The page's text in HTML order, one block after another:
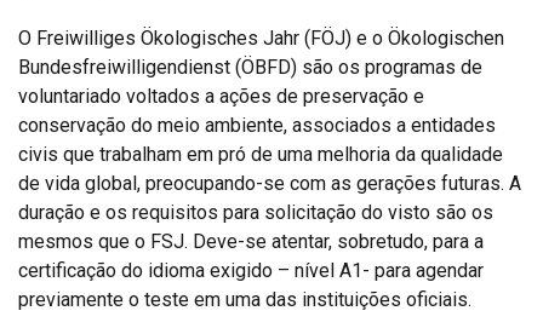
O Freiwilliges Ökologisches Jahr (FÖJ) e o Ökologischen
Bundesfreiwilligendienst (ÖBFD) são os programas de
voluntariado voltados a ações de preservação e
conservação do meio ambiente, associados a entidades
civis que trabalham em pró de uma melhoria da qualidade
de vida global, preocupando-se com as gerações futuras. A
duração e os requisitos para solicitação do visto são os
mesmos que o FSJ. Deve-se atentar, sobretudo, para a
certificação do idioma exigido – nível A1- para agendar
previamente o teste em uma das instituições oficiais.